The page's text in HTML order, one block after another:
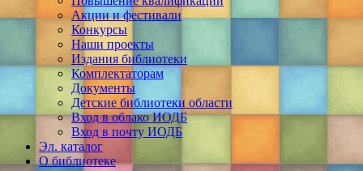
Акции и фестивали
Конкурсы
Наши проекты
Издания библиотеки
Комплектаторам
Документы
Детские библиотеки области
Вход в облако ИОДБ
Вход в почту ИОДБ
Эл. каталог
О библиотеке